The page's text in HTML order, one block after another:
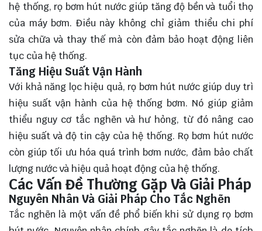
hệ thống, rọ bơm hút nước giúp tăng độ bền và tuổi thọ
của máy bơm. Điều này không chỉ giảm thiểu chi phí
sửa chữa và thay thế mà còn đảm bảo hoạt động liên
tục của hệ thống.
Tăng Hiệu Suất Vận Hành
Với khả năng lọc hiệu quả, rọ bơm hút nước giúp duy trì
hiệu suất vận hành của hệ thống bơm. Nó giúp giảm
thiểu nguy cơ tắc nghẽn và hư hỏng, từ đó nâng cao
hiệu suất và độ tin cậy của hệ thống. Rọ bơm hút nước
còn giúp tối ưu hóa quá trình bơm nước, đảm bảo chất
lượng nước và hiệu quả hoạt động của hệ thống.
Các Vấn Đề Thường Gặp Và Giải Pháp
Nguyên Nhân Và Giải Pháp Cho Tắc Nghẽn
Tắc nghẽn là một vấn đề phổ biến khi sử dụng rọ bơm